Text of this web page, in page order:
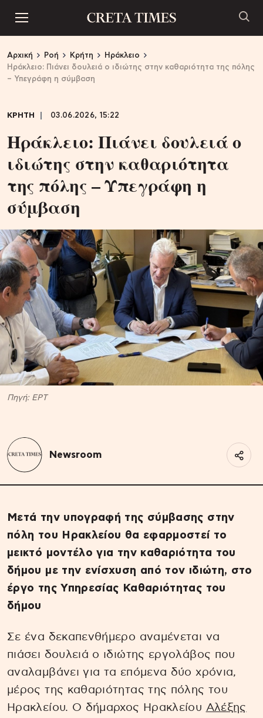
Αρχική Ροή Κρήτη
Ηράκλειο
Ηράκλειο: Πιάνει δουλειά ο ιδιώτης στην καθαριότητα της πόλης
– Υπεγράφη η σύμβαση
ΚΡΗΤΗ 03.06.2026, 15:22
Ηράκλειο: Πιάνει δουλειά ο
ιδιώτης στην καθαριότητα
της πόλης – Υπεγράφη η
σύμβαση
Πηγή: EΡΤ
Newsroom
Μετά την υπογραφή της σύμβασης στην
πόλη του Ηρακλείου θα εφαρμοστεί το
μεικτό μοντέλο για την καθαριότητα του
δήμου με την ενίσχυση από τον ιδιώτη, στο
έργο της Υπηρεσίας Καθαριότητας του
δήμου
Σε ένα δεκαπενθήμερο αναμένεται να
πιάσει δουλειά ο ιδιώτης εργολάβος που
αναλαμβάνει για τα επόμενα δύο χρόνια,
μέρος της καθαριότητας της πόλης του
Ηρακλείου. Ο δήμαρχος Ηρακλείου Αλέξης